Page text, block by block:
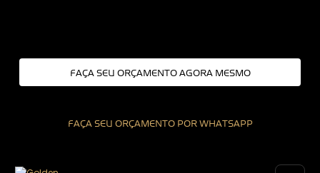
FAÇA SEU ORÇAMENTO AGORA MESMO
FAÇA SEU ORÇAMENTO POR WHATSAPP